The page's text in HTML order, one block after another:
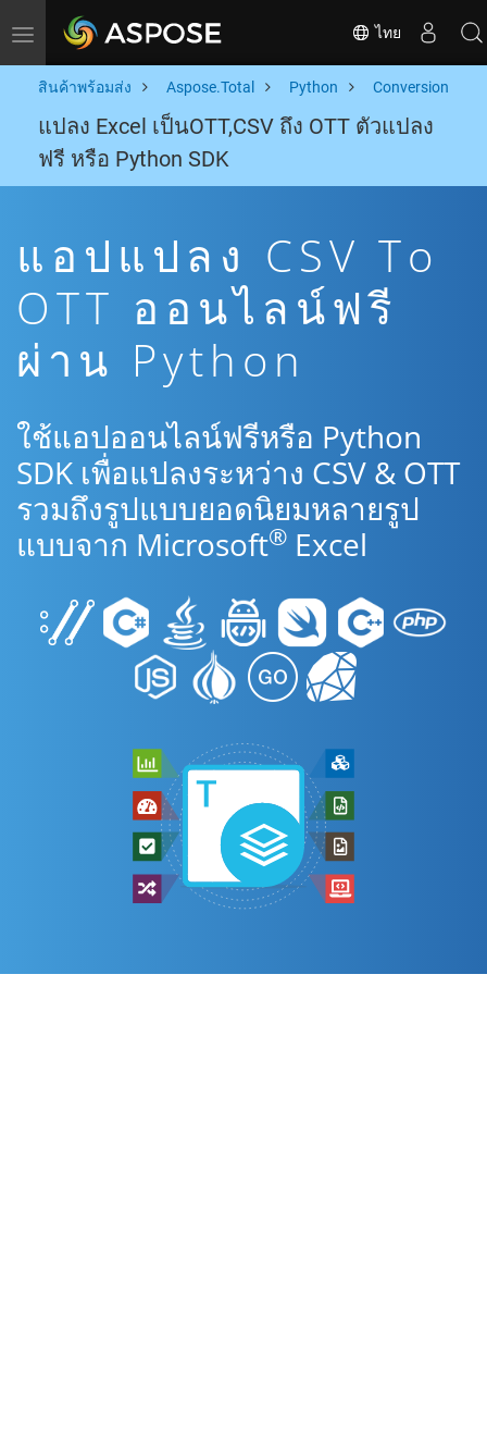
Toggle navigation ไทย
สินค้าพร้อมส่ง Aspose.Total Python Conversion
แปลง Excel เป็นOTT,CSV ถึง OTT ตัวแปลง
ฟรี หรือ Python SDK
แอปแปลง CSV To
OTT ออนไลน์ฟรี
ผ่าน Python
ใช้แอปออนไลน์ฟรีหรือ Python
SDK เพื่อแปลงระหว่าง CSV & OTT
รวมถึงรูปแบบยอดนิยมหลายรูป
แบบจาก Microsoft® Excel